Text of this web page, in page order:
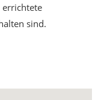
errichtete
sind.